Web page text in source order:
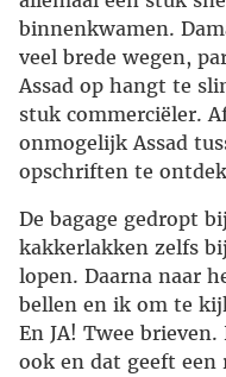
binnenkwamen.
veel brede wegen,
Assad op hangt te
stuk commerciëler.
onmogelijk Assad
opschriften te
De bagage gedropt
kakkerlakken zelfs
lopen. Daarna naar
bellen en ik om te
En JA! Twee
ook en dat geeft een